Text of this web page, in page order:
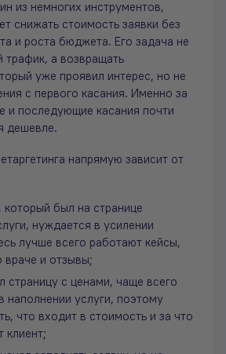
из немногих инструментов,
снижать стоимость заявки без
и роста бюджета. Его задача не
трафик, а возвращать
уже проявил интерес, но не
с первого касания. Именно за
и последующие касания почти
дешевле.
напрямую зависит от
который был на странице
нуждается в усилении
лучше всего работают кейсы,
враче и отзывы;
страницу с ценами, чаще всего
наполнении услуги, поэтому
что входит в стоимость и за что
клиент;